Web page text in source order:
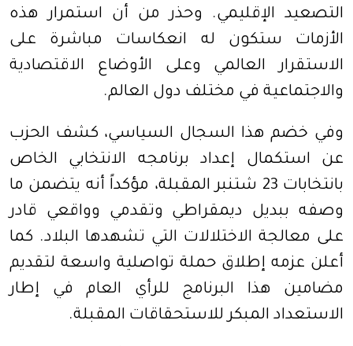
التصعيد الإقليمي. وحذر من أن استمرار هذه
الأزمات ستكون له انعكاسات مباشرة على
الاستقرار العالمي وعلى الأوضاع الاقتصادية
والاجتماعية في مختلف دول العالم.
وفي خضم هذا السجال السياسي، كشف الحزب
عن استكمال إعداد برنامجه الانتخابي الخاص
بانتخابات 23 شتنبر المقبلة، مؤكداً أنه يتضمن ما
وصفه ببديل ديمقراطي وتقدمي وواقعي قادر
على معالجة الاختلالات التي تشهدها البلاد. كما
أعلن عزمه إطلاق حملة تواصلية واسعة لتقديم
مضامين هذا البرنامج للرأي العام في إطار
الاستعداد المبكر للاستحقاقات المقبلة.